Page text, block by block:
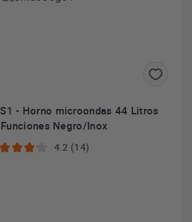
- Horno microondas 44 Litros
Negro/Inox
4.2 (14)